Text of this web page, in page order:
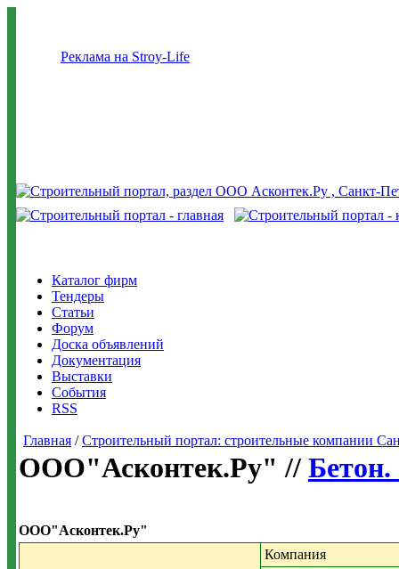
Реклама на Stroy-Life
Каталог фирм
Тендеры
Статьи
Форум
Доска объявлений
Документация
Выставки
События
RSS
Главная /Строительный портал: строительные компании
ООО"Асконтек.Ру" // Бетон.
ООО"Асконтек.Ру"
Компания